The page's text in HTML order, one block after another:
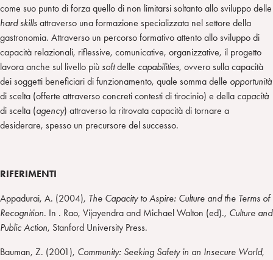
come suo punto di forza quello di non limitarsi soltanto allo sviluppo delle
hard skills attraverso una formazione specializzata nel settore della
gastronomia. Attraverso un percorso formativo attento allo sviluppo di
capacità relazionali, riflessive, comunicative, organizzative, il progetto
lavora anche sul livello più softdelle capabilities, ovvero sulla capacità
dei soggetti beneficiari di funzionamento, quale somma delle opportunità
di scelta (offerte attraverso concreti contesti di tirocinio) e della capacità
di scelta (agency) attraverso la ritrovata capacità di tornare a
desiderare, spesso un precursore del successo.
RIFERIMENTI
Appadurai, A. (2004), The Capacity to Aspire: Culture and the Terms of
Recognition. In . Rao, Vijayendra and Michael Walton (ed)., Culture and
Public Action, Stanford University Press.
Bauman, Z. (2001), Community: Seeking Safety in an Insecure World,